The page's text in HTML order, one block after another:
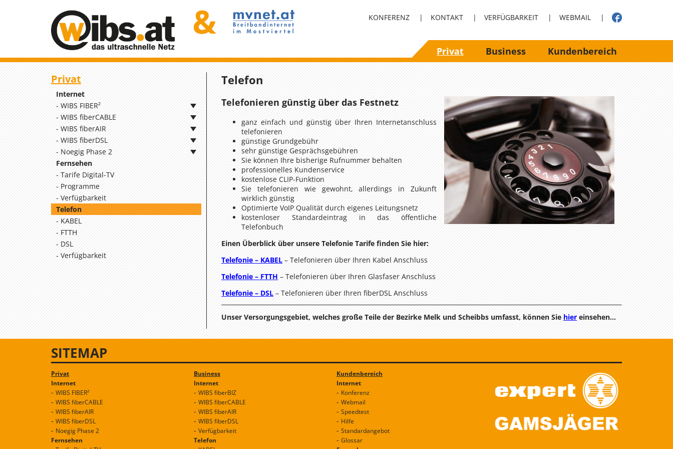
KONFERENZ | KONTAKT | VERFÜGBARKEIT | WEBMAIL |
Privat Business Kundenbereich
Privat
Internet
WIBS FIBER²
WIBS fiberCABLE
WIBS fiberAIR
WIBS fiberDSL
Noegig Phase 2
Fernsehen
Tarife Digital-TV
Programme
Verfügbarkeit
Telefon
KABEL
FTTH
DSL
Verfügbarkeit
Telefon
Telefonieren günstig über das Festnetz
ganz einfach und günstig über Ihren Internetanschluss
telefonieren
günstige Grundgebühr
sehr günstige Gesprächsgebühren
Sie können Ihre bisherige Rufnummer behalten
professionelles Kundenservice
kostenlose CLIP-Funktion
Sie telefonieren wie gewohnt, allerdings in Zukunft
wirklich günstig
Optimierte VoIP Qualität durch eigenes Leitungsnetz
kostenloser Standardeintrag in das öffentliche
Telefonbuch
Einen Überblick über unsere Telefonie Tarife finden Sie hier:
Telefonie – KABEL– Telefonieren über Ihren Kabel Anschluss
Telefonie – FTTH– Telefonieren über Ihren Glasfaser Anschluss
Telefonie – DSL– Telefonieren über Ihren fiberDSL Anschluss
Unser Versorgungsgebiet, welches große Teile der Bezirke Melk und Scheibbs umfasst, können Siehiereinsehen…
SITEMAP
Privat
Internet
WIBS FIBER²
WIBS fiberCABLE
WIBS fiberAIR
WIBS fiberDSL
Noegig Phase 2
Fernsehen
Business
Internet
WIBS fiberBIZ
WIBS fiberCABLE
WIBS fiberAIR
WIBS fiberDSL
Verfügbarkeit
Telefon
Kundenbereich
Internet
Konferenz
Webmail
Speedtest
Hilfe
Standardangebot
Glossar